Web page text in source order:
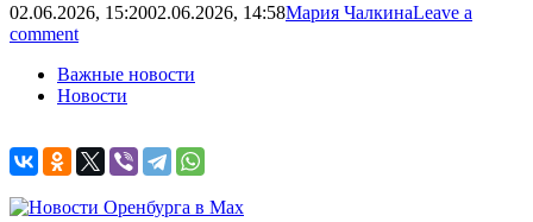
02.06.2026, 15:2002.06.2026, 14:58Мария ЧалкинаLeave a
comment
Важные новости
Новости